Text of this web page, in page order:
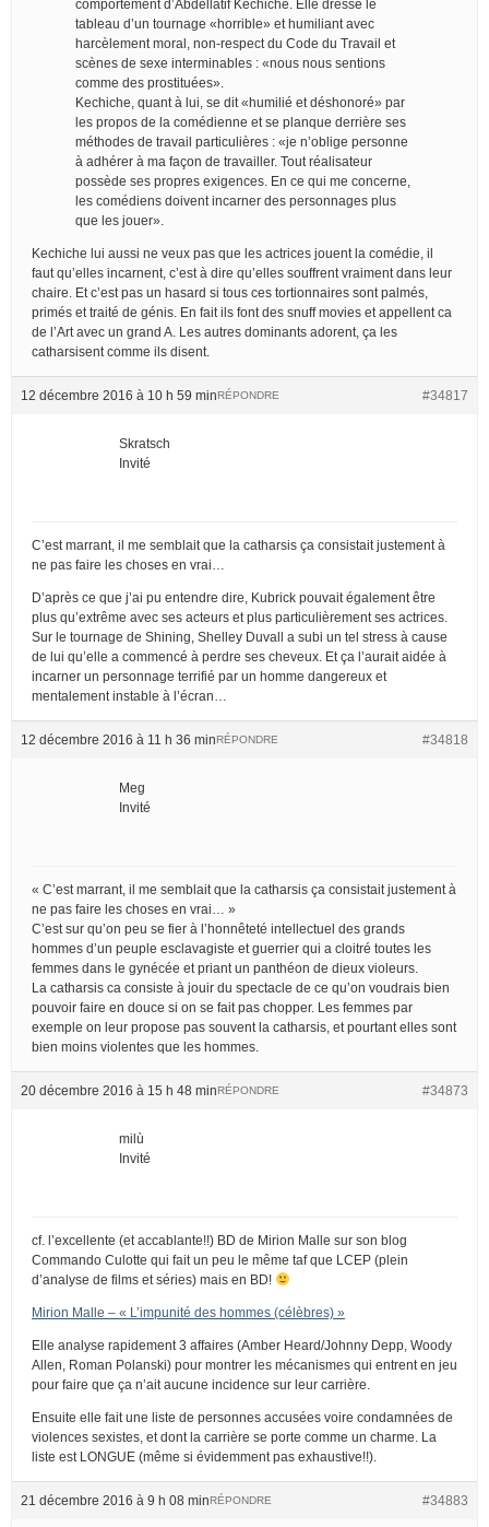
comportement d’Abdellatif Kechiche. Elle dresse le
tableau d’un tournage «horrible» et humiliant avec
harcèlement moral, non-respect du Code du Travail et
scènes de sexe interminables : «nous nous sentions
comme des prostituées».
Kechiche, quant à lui, se dit «humilié et déshonoré» par
les propos de la comédienne et se planque derrière ses
méthodes de travail particulières : «je n’oblige personne
à adhérer à ma façon de travailler. Tout réalisateur
possède ses propres exigences. En ce qui me concerne,
les comédiens doivent incarner des personnages plus
que les jouer».
Kechiche lui aussi ne veux pas que les actrices jouent la comédie, il
faut qu’elles incarnent, c’est à dire qu’elles souffrent vraiment dans leur
chaire. Et c’est pas un hasard si tous ces tortionnaires sont palmés,
primés et traité de génis. En fait ils font des snuff movies et appellent ca
de l’Art avec un grand A. Les autres dominants adorent, ça les
catharsisent comme ils disent.
12 décembre 2016 à 10 h 59 min #34817
RÉPONDRE
Skratsch
Invité
C’est marrant, il me semblait que la catharsis ça consistait justement à
ne pas faire les choses en vrai…
D’après ce que j’ai pu entendre dire, Kubrick pouvait également être
plus qu’extrême avec ses acteurs et plus particulièrement ses actrices.
Sur le tournage de Shining, Shelley Duvall a subi un tel stress à cause
de lui qu’elle a commencé à perdre ses cheveux. Et ça l’aurait aidée à
incarner un personnage terrifié par un homme dangereux et
mentalement instable à l’écran…
12 décembre 2016 à 11 h 36 min #34818
RÉPONDRE
Meg
Invité
« C’est marrant, il me semblait que la catharsis ça consistait justement à
ne pas faire les choses en vrai… »
C’est sur qu’on peu se fier à l’honnêteté intellectuel des grands
hommes d’un peuple esclavagiste et guerrier qui a cloitré toutes les
femmes dans le gynécée et priant un panthéon de dieux violeurs.
La catharsis ca consiste à jouir du spectacle de ce qu’on voudrais bien
pouvoir faire en douce si on se fait pas chopper. Les femmes par
exemple on leur propose pas souvent la catharsis, et pourtant elles sont
bien moins violentes que les hommes.
20 décembre 2016 à 15 h 48 min #34873
RÉPONDRE
milù
Invité
cf. l’excellente (et accablante!!) BD de Mirion Malle sur son blog
Commando Culotte qui fait un peu le même taf que LCEP (plein
d’analyse de films et séries) mais en BD!
Mirion Malle – « L’impunité des hommes (célèbres) »
Elle analyse rapidement 3 affaires (Amber Heard/Johnny Depp, Woody
Allen, Roman Polanski) pour montrer les mécanismes qui entrent en jeu
pour faire que ça n’ait aucune incidence sur leur carrière.
Ensuite elle fait une liste de personnes accusées voire condamnées de
violences sexistes, et dont la carrière se porte comme un charme. La
liste est LONGUE (même si évidemment pas exhaustive!!).
21 décembre 2016 à 9 h 08 min #34883
RÉPONDRE